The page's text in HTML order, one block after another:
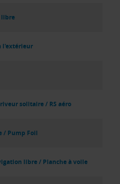
libre
l'extérieur
solitaire / RS aéro
/ Pump Foil
libre / Planche à voile